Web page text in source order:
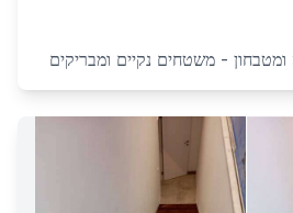
ומטבחון - משטחים נקיים ומבריקים